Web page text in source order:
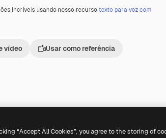
incríveis usando nosso recursotexto para voz com
vídeo Usar como referência
Premium
Premium
“Accept All Cookies”, you agree to the storing of